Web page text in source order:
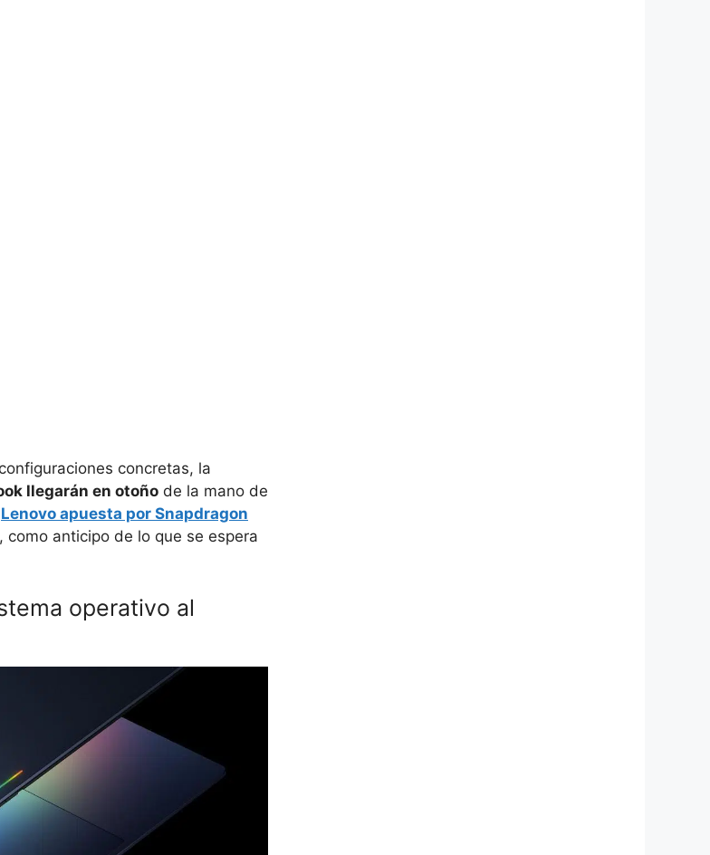
concretas, la
llegarán en otoño de la mano de
Lenovo apuesta por Snapdragon
anticipo de lo que se espera
operativo al